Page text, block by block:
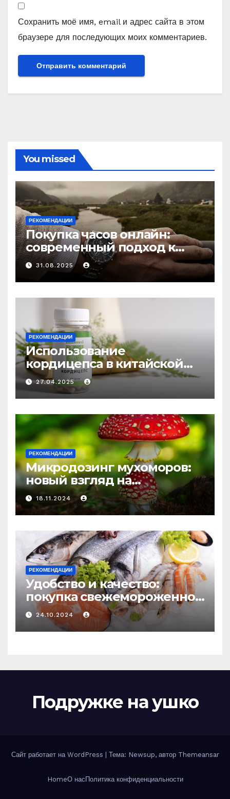
Сохранить моё имя, email и адрес сайта в этом
браузере для последующих моих комментариев.
You missed
РЕКОМЕНДАЦИИ
Покупка часов онлайн:
современный подход к
выбору аксессуаров
31.08.2025
РЕКОМЕНДАЦИИ
Использование
кордицепса в китайской
медицине: природное
средство против усталости
и истощения
27.04.2025
РЕКОМЕНДАЦИИ
Микродозинг мухоморов:
новый взгляд на
психоделику
18.11.2024
РЕКОМЕНДАЦИИ
Удобство и качество:
покупка свежемороженной
рыбы онлайн
24.10.2024
Подружке на ушко
Сайт работает на WordPress | Тема: Newsup, автор Themeansar
HomeО нас Политика конфиденциальности